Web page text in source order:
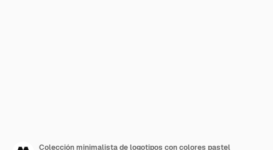
Colección minimalista de logotipos con colores pastel